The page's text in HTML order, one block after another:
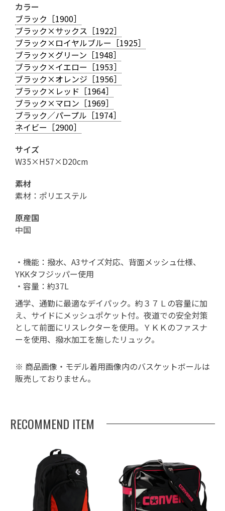
カラー
ブラック［1900］
ブラック×サックス［1922］
ブラック×ロイヤルブルー［1925］
ブラック×グリーン［1948］
ブラック×イエロー［1953］
ブラック×オレンジ［1956］
ブラック×レッド［1964］
ブラック×マロン［1969］
ブラック／パープル［1974］
ネイビー［2900］
サイズ
W35×H57×D20cm
素材
素材：ポリエステル
原産国
中国
・機能：撥水、A3サイズ対応、背面メッシュ仕様、
YKKタフジッパー使用
・容量：約37L
通学、通勤に最適なデイパック。約３７Ｌの容量に加
え、サイドにメッシュポケット付。夜道での安全対策
として前面にリスレクターを使用。ＹＫＫのファスナ
ーを使用、撥水加工を施したリュック。
※ 商品画像・モデル着用画像内のバスケットボールは
販売しておりません。
RECOMMEND ITEM